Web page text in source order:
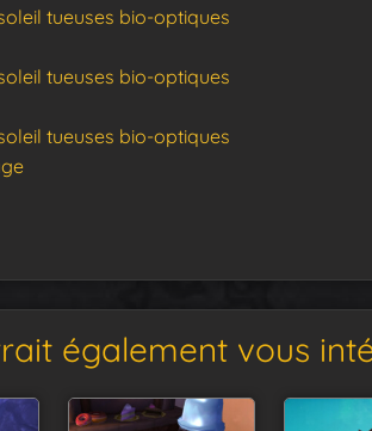
tueuses bio-optiques
tueuses bio-optiques
tueuses bio-optiques
également vous